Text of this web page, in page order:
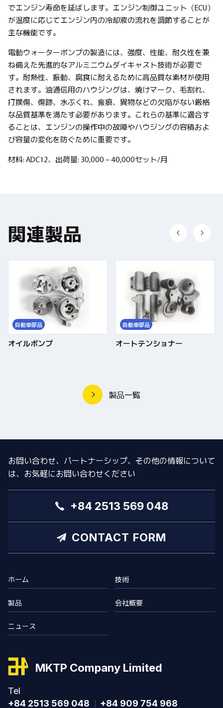
でエンジン寿命を延ばします。エンジン制御ユニット（ECU）
が温度に応じてエンジン内の冷却液の流れを調節することが
主な機能です。
電動ウォーターポンプの製造には、強度、性能、耐久性を兼
ね備えた先進的なアルミニウムダイキャスト技術が必要で
す。耐熱性、振動、腐食に耐えるために高品質な素材が使用
されます。油通信用のハウジングは、焼けマーク、毛割れ、
打撲傷、傷跡、水ぶくれ、瘢痕、異物などの欠陥がない厳格
な品質基準を満たす必要があります。これらの基準に適合す
ることは、エンジンの操作中の故障やハウジングの容積およ
び容量の変化を防ぐために重要です。
材料: ADC12、出荷量: 30,000 – 40,000セット/月
関連製品
製品一覧
自動車部品
オイルポンプ
自動車部品
オートテンショナー
お問い合わせ、パートナーシップ、その他の情報について
は、 お気軽にお問い合わせください
+84 2513 569 048
CONTACT FORM
MKTP Company Limited
Tel
+84 2513 569 048
+84 909 754 968
ホーム 技術
製品 会社概要
ニュース